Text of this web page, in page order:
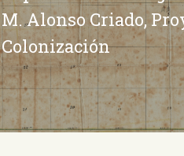
M. Alonso Criado,
Colonización